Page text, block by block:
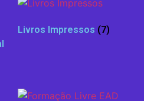
Livros Impressos (7)